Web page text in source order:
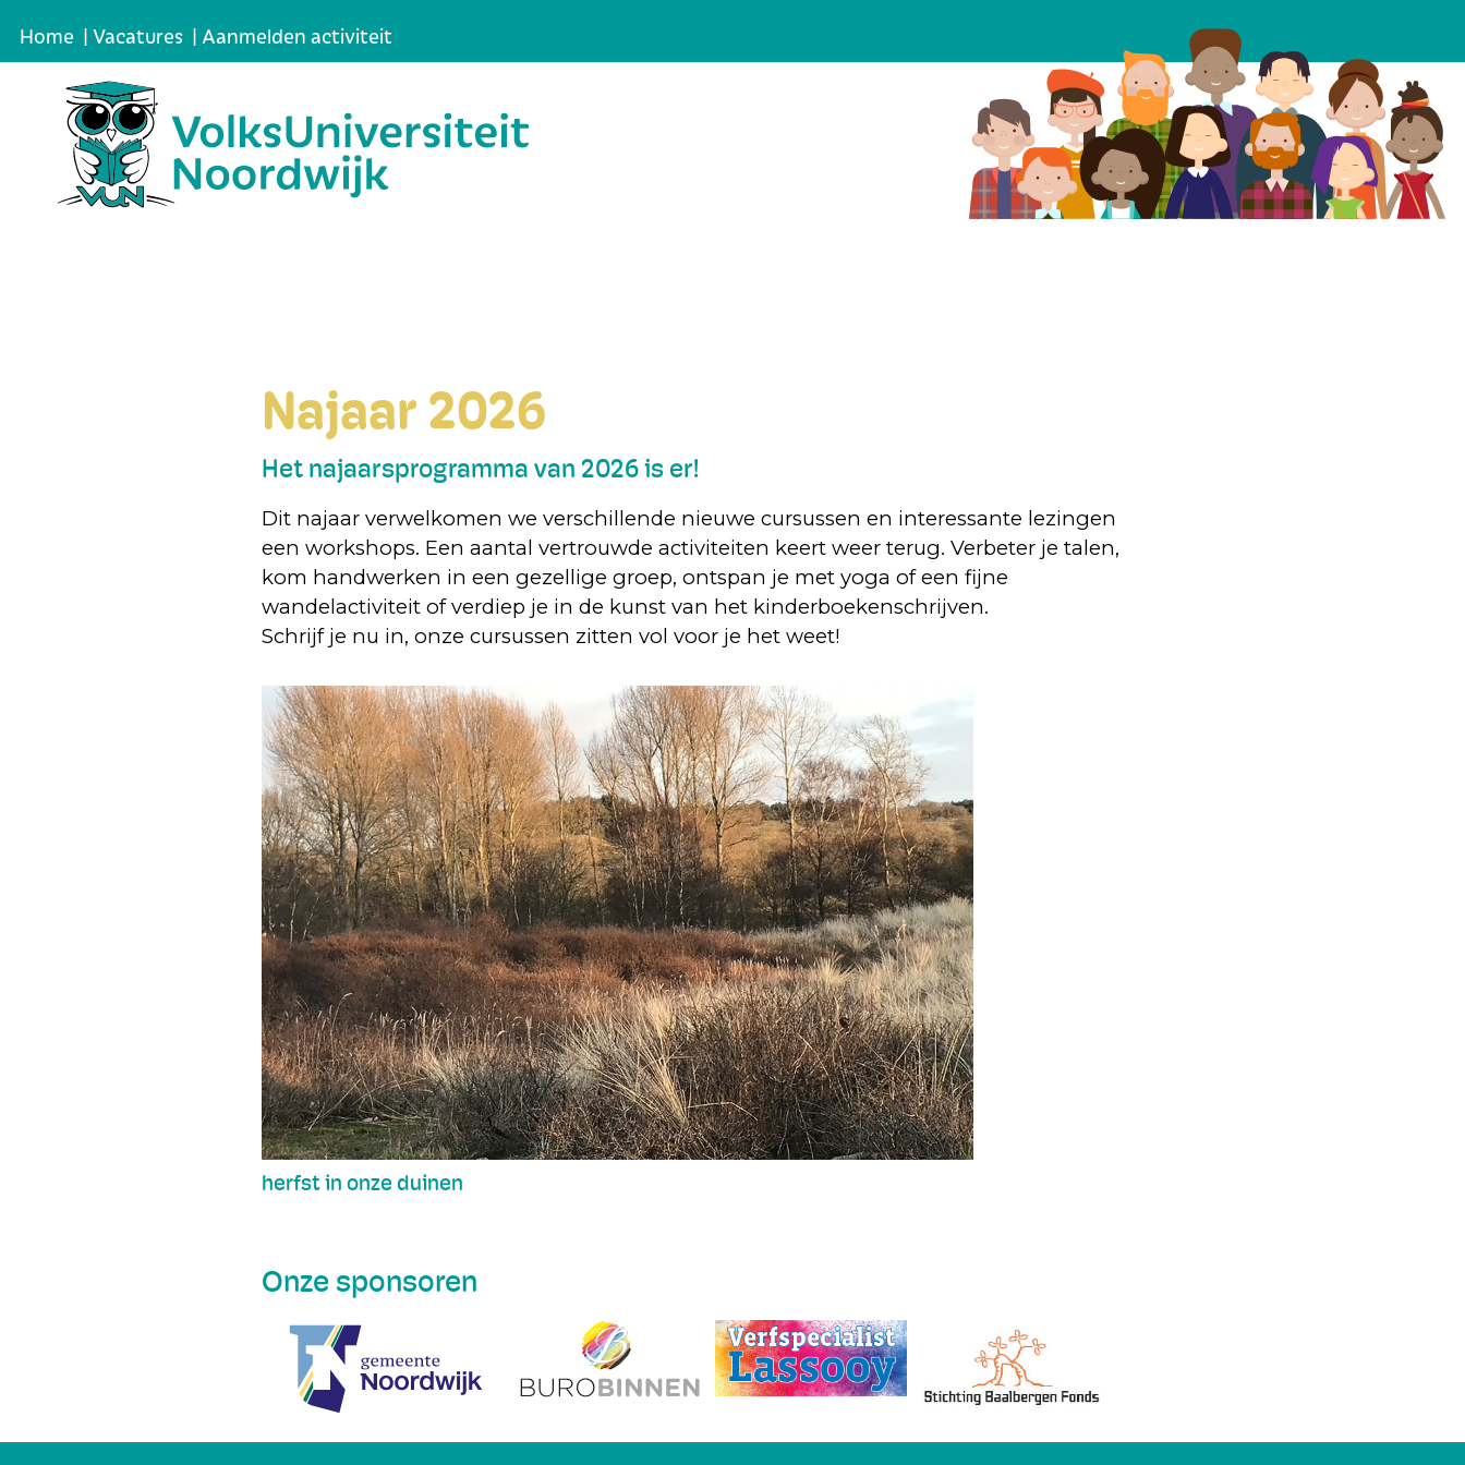
Home | Vacatures | Aanmelden activiteit
Najaar 2026
Het najaarsprogramma van 2026 is er!
Dit najaar verwelkomen we verschillende nieuwe cursussen en interessante lezingen
een workshops. Een aantal vertrouwde activiteiten keert weer terug. Verbeter je talen,
kom handwerken in een gezellige groep, ontspan je met yoga of een fijne
wandelactiviteit of verdiep je in de kunst van het kinderboekenschrijven.
Schrijf je nu in, onze cursussen zitten vol voor je het weet!
herfst in onze duinen
Onze sponsoren